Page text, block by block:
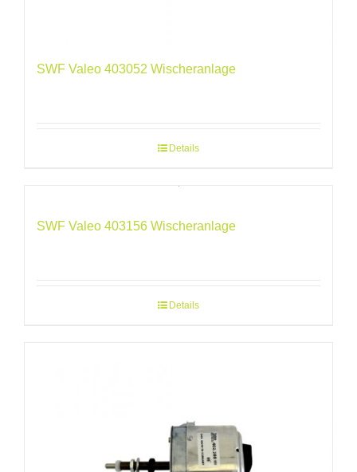
SWF Valeo 403052 Wischeranlage
Details
SWF Valeo 403156 Wischeranlage
Details